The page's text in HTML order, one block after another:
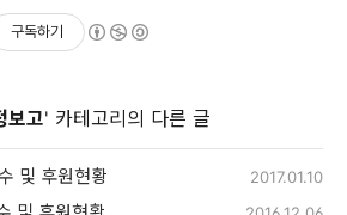
구독하기
보고' 카테고리의 다른 글
및 후원현황 2017.01.10